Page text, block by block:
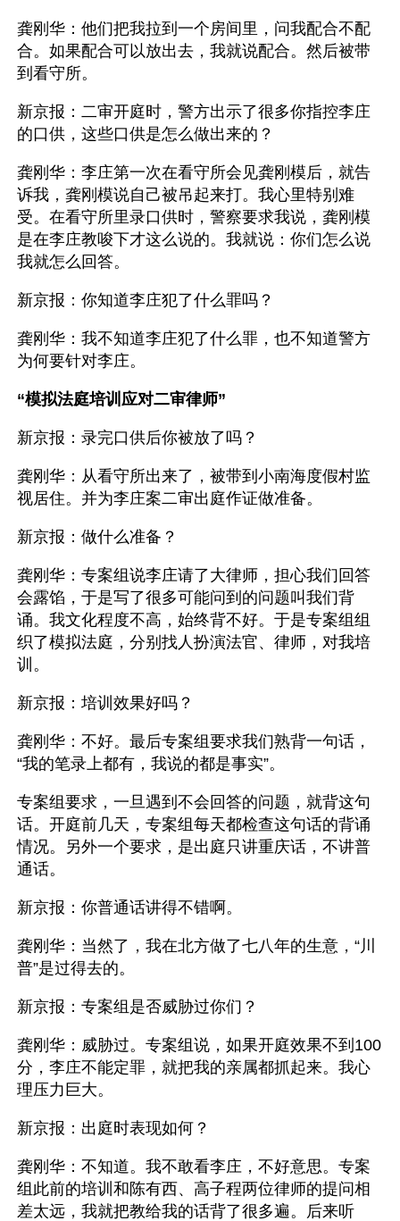
龚刚华：他们把我拉到一个房间里，问我配合不配
合。如果配合可以放出去，我就说配合。然后被带
到看守所。
新京报：二审开庭时，警方出示了很多你指控李庄
的口供，这些口供是怎么做出来的？
龚刚华：李庄第一次在看守所会见龚刚模后，就告
诉我，龚刚模说自己被吊起来打。我心里特别难
受。在看守所里录口供时，警察要求我说，龚刚模
是在李庄教唆下才这么说的。我就说：你们怎么说
我就怎么回答。
新京报：你知道李庄犯了什么罪吗？
龚刚华：我不知道李庄犯了什么罪，也不知道警方
为何要针对李庄。
“模拟法庭培训应对二审律师”
新京报：录完口供后你被放了吗？
龚刚华：从看守所出来了，被带到小南海度假村监
视居住。并为李庄案二审出庭作证做准备。
新京报：做什么准备？
龚刚华：专案组说李庄请了大律师，担心我们回答
会露馅，于是写了很多可能问到的问题叫我们背
诵。我文化程度不高，始终背不好。于是专案组组
织了模拟法庭，分别找人扮演法官、律师，对我培
训。
新京报：培训效果好吗？
龚刚华：不好。最后专案组要求我们熟背一句话，
“我的笔录上都有，我说的都是事实”。
专案组要求，一旦遇到不会回答的问题，就背这句
话。开庭前几天，专案组每天都检查这句话的背诵
情况。另外一个要求，是出庭只讲重庆话，不讲普
通话。
新京报：你普通话讲得不错啊。
龚刚华：当然了，我在北方做了七八年的生意，“川
普”是过得去的。
新京报：专案组是否威胁过你们？
龚刚华：威胁过。专案组说，如果开庭效果不到100
分，李庄不能定罪，就把我的亲属都抓起来。我心
理压力巨大。
新京报：出庭时表现如何？
龚刚华：不知道。我不敢看李庄，不好意思。专案
组此前的培训和陈有西、高子程两位律师的提问相
差太远，我就把教给我的话背了很多遍。后来听